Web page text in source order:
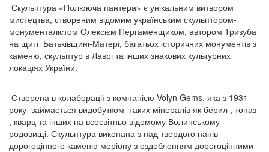
Скульптура «Полююча пантера» є унікальним витвором
мистецтва, створеним відомим українським скульптором-
монументалістом Олексієм Пергаменщиком, автором Тризуба
на щиті Батьківщині-Матері, багатьох історичних монументів з
каменю, скульптур в Лаврі та інших знакових культурних
локаціях України.
Створена в колаборації з компанією Volyn Gems, яка з 1931
року займається видобутком таких мінералів як берил , топаз
, кварц та інших на всесвітньо відомому Волинському
родовищі. Скульптура виконана з над твердого напів
дорогоцінного каменю моріону з оздобленням дорогоцінними